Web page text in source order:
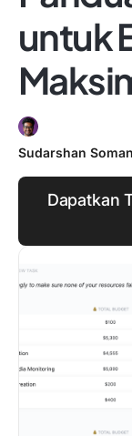
untuk
Sudarshan
Dapatkan